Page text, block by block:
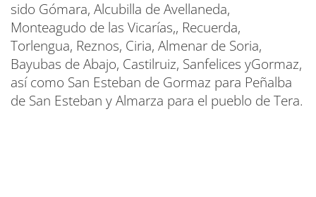
sido Gómara, Alcubilla de Avellaneda,
Monteagudo de las Vicarías,, Recuerda,
Torlengua, Reznos, Ciria, Almenar de Soria,
Bayubas de Abajo, Castilruiz, Sanfelices yGormaz,
así como San Esteban de Gormaz para Peñalba
de San Esteban y Almarza para el pueblo de Tera.